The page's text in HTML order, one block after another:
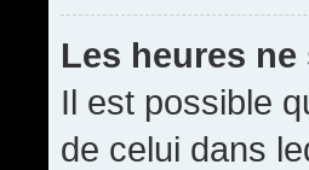
Les heures
Il est possible
de celui dans